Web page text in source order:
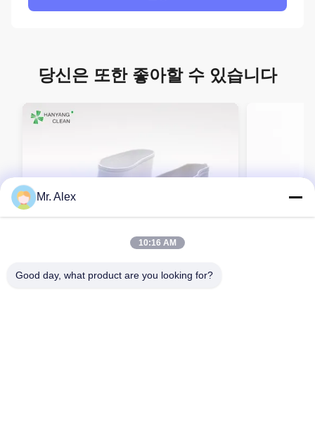
당신은 또한 좋아할 수 있습니다
Mr. Alex
10:16 AM
Good day, what product are you looking for?